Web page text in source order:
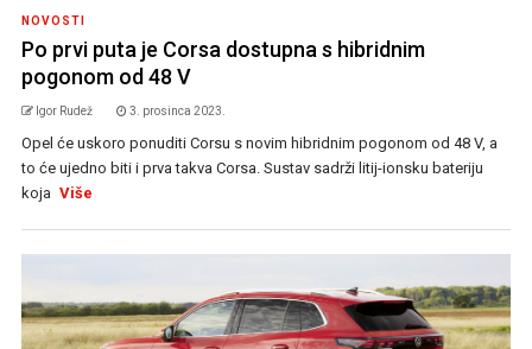
NOVOSTI
Po prvi puta je Corsa dostupna s hibridnim
pogonom od 48 V
Igor Rudež 3. prosinca 2023.
Opel će uskoro ponuditi Corsu s novim hibridnim pogonom od 48 V, a
to će ujedno biti i prva takva Corsa. Sustav sadrži litij-ionsku bateriju
koja Više